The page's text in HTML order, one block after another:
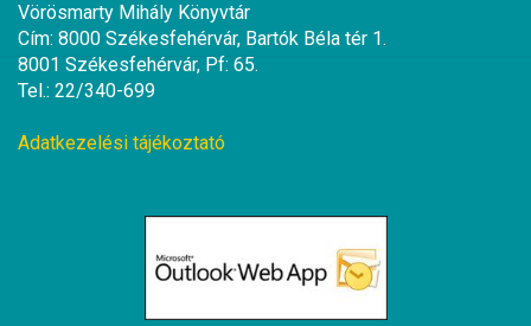
Vörösmarty Mihály Könyvtár
Cím: 8000 Székesfehérvár, Bartók Béla tér 1.
8001 Székesfehérvár, Pf: 65.
Tel.: 22/340-699
Adatkezelési tájékoztató